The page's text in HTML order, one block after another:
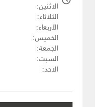
الاثنين
الثلاثاء
الأربعاء
الخميس
الجمعة
السبت
الاحد